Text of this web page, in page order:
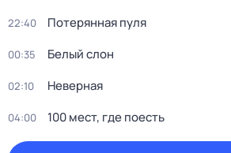
22:40 Потерянная пуля
00:35 Белый слон
02:10 Неверная
04:00 100 мест, где поесть